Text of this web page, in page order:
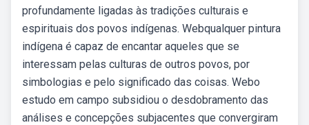
profundamente ligadas às tradições culturais e
espirituais dos povos indígenas. Webqualquer pintura
indígena é capaz de encantar aqueles que se
interessam pelas culturas de outros povos, por
simbologias e pelo significado das coisas. Webo
estudo em campo subsidiou o desdobramento das
análises e concepções subjacentes que convergiram